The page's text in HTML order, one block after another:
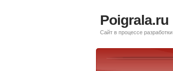
Poigrala.ru
Сайт в процессе разработки